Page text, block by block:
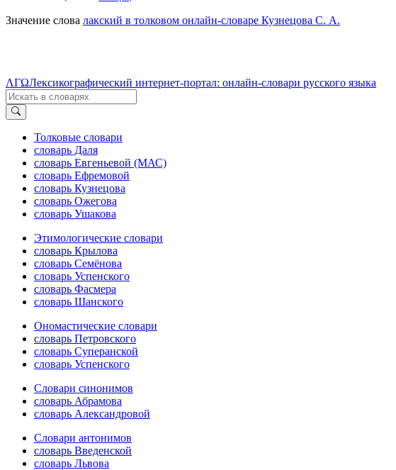
Значение слова лакский в толковом онлайн-словаре Кузнецова С. А.
ΛΓΩЛексикографический интернет-портал: онлайн-словари русского языка
Толковые словари
словарь Даля
словарь Евгеньевой (МАС)
словарь Ефремовой
словарь Кузнецова
словарь Ожегова
словарь Ушакова
Этимологические словари
словарь Крылова
словарь Семёнова
словарь Успенского
словарь Фасмера
словарь Шанского
Ономастические словари
словарь Петровского
словарь Суперанской
словарь Успенского
Словари синонимов
словарь Абрамова
словарь Александровой
Словари антонимов
словарь Введенской
словарь Львова